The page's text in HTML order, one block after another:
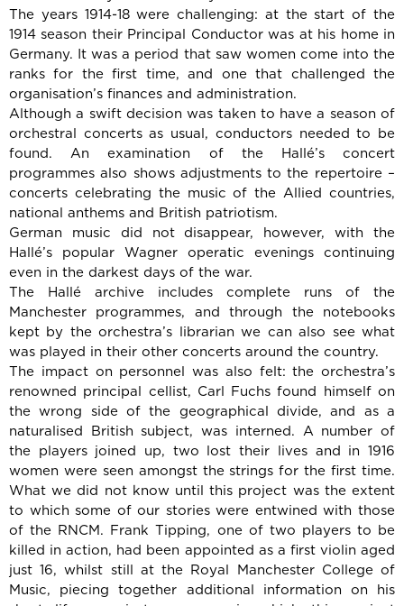
The years 1914-18 were challenging: at the start of the
1914 season their Principal Conductor was at his home in
Germany. It was a period that saw women come into the
ranks for the first time, and one that challenged the
organisation’s finances and administration.
Although a swift decision was taken to have a season of
orchestral concerts as usual, conductors needed to be
found. An examination of the Hallé’s concert
programmes also shows adjustments to the repertoire –
concerts celebrating the music of the Allied countries,
national anthems and British patriotism.
German music did not disappear, however, with the
Hallé’s popular Wagner operatic evenings continuing
even in the darkest days of the war.
The Hallé archive includes complete runs of the
Manchester programmes, and through the notebooks
kept by the orchestra’s librarian we can also see what
was played in their other concerts around the country.
The impact on personnel was also felt: the orchestra’s
renowned principal cellist, Carl Fuchs found himself on
the wrong side of the geographical divide, and as a
naturalised British subject, was interned. A number of
the players joined up, two lost their lives and in 1916
women were seen amongst the strings for the first time.
What we did not know until this project was the extent
to which some of our stories were entwined with those
of the RNCM. Frank Tipping, one of two players to be
killed in action, had been appointed as a first violin aged
just 16, whilst still at the Royal Manchester College of
Music, piecing together additional information on his